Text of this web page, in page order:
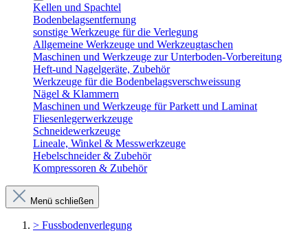
Kellen und Spachtel
Bodenbelagsentfernung
sonstige Werkzeuge für die Verlegung
Allgemeine Werkzeuge und Werkzeugtaschen
Maschinen und Werkzeuge zur Unterboden-Vorbereitung
Heft-und Nagelgeräte, Zubehör
Werkzeuge für die Bodenbelagsverschweissung
Nägel & Klammern
Maschinen und Werkzeuge für Parkett und Laminat
Fliesenlegerwerkzeuge
Schneidewerkzeuge
Lineale, Winkel & Messwerkzeuge
Hebelschneider & Zubehör
Kompressoren & Zubehör
Menü schließen
> Fussbodenverlegung